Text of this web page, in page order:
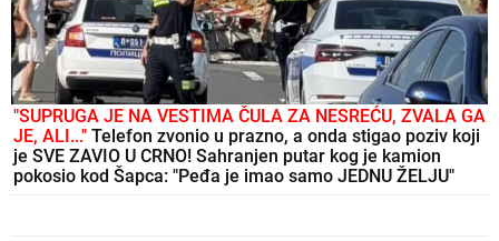
"SUPRUGA JE NA VESTIMA ČULA ZA NESREĆU, ZVALA GA
JE, ALI..." Telefon zvonio u prazno, a onda stigao poziv koji
je SVE ZAVIO U CRNO! Sahranjen putar kog je kamion
pokosio kod Šapca: "Peđa je imao samo JEDNU ŽELJU"